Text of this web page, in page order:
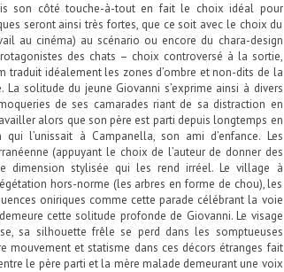
son côté touche-à-tout en fait le choix idéal pour
seront ainsi très fortes, que ce soit avec le choix du
au cinéma) au scénario ou encore du chara-design
des chats – choix controversé à la sortie,
traduit idéalement les zones d’ombre et non-dits de la
solitude du jeune Giovanni s’exprime ainsi à divers
de ses camarades riant de sa distraction en
alors que son père est parti depuis longtemps en
l’unissait à Campanella, son ami d’enfance. Les
(appuyant le choix de l’auteur de donner des
dimension stylisée qui les rend irréel. Le village à
hors-norme (les arbres en forme de chou), les
oniriques comme cette parade célébrant la voie
cette solitude profonde de Giovanni. Le visage
sa silhouette frêle se perd dans les somptueuses
mouvement et statisme dans ces décors étranges fait
le père parti et la mère malade demeurant une voix